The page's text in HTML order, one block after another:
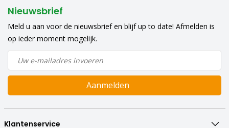
Nieuwsbrief
Meld u aan voor de nieuwsbrief en blijf up to date! Afmelden is
op ieder moment mogelijk.
Aanmelden
Klantenservice